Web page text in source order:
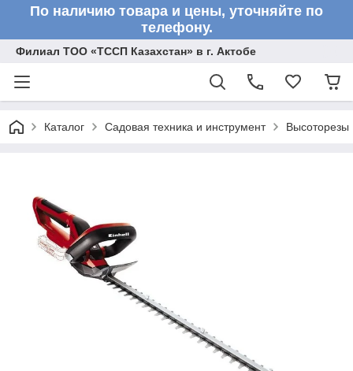
По наличию товара и цены, уточняйте по
телефону.
Филиал ТОО «ТССП Казахстан» в г. Актобе
Каталог Садовая техника и инструмент Высоторезы